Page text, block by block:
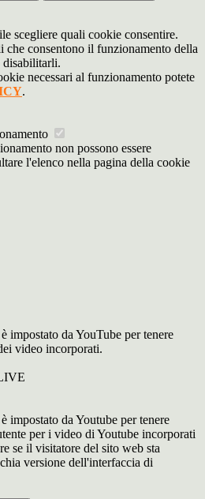
scegliere quali cookie consentire.
che consentono il funzionamento della
disabilitarli.
necessari al funzionamento potete
.
non possono essere
l'elenco nella pagina della cookie
impostato da YouTube per tenere
video incorporati.
impostato da Youtube per tenere
per i video di Youtube incorporati
se il visitatore del sito web sta
versione dell'interfaccia di